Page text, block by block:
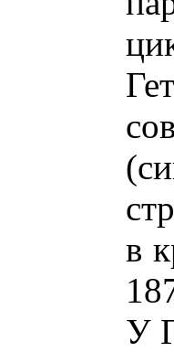
в
У